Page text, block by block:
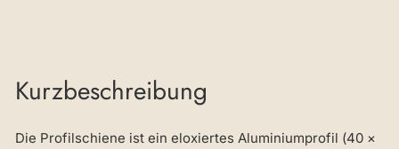
Kurzbeschreibung
Die Profilschiene ist ein eloxiertes Aluminiumprofil (40 ×